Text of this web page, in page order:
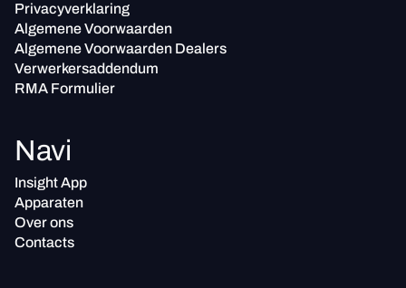
Privacyverklaring
Algemene Voorwaarden
Algemene Voorwaarden Dealers
Verwerkersaddendum
RMA Formulier
Navi
Insight App
Apparaten
Over ons
Contacts